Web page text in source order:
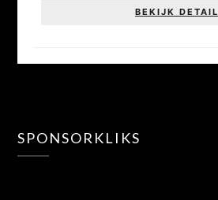
BEKIJK DETAIL
SPONSORKLIKS